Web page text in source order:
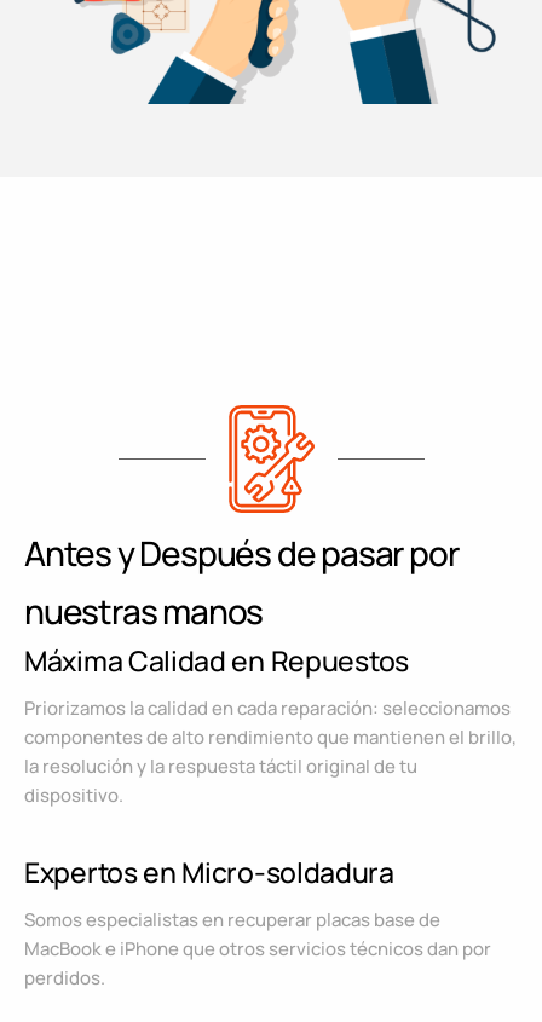
Antes y Después de pasar por
nuestras manos
Máxima Calidad en Repuestos
Priorizamos la calidad en cada reparación: seleccionamos
componentes de alto rendimiento que mantienen el brillo,
la resolución y la respuesta táctil original de tu
dispositivo.
Expertos en Micro-soldadura
Somos especialistas en recuperar placas base de
MacBook e iPhone que otros servicios técnicos dan por
perdidos.